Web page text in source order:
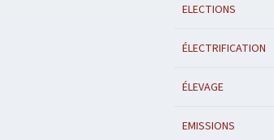
ELECTIONS
ÉLECTRIFICATION
ÉLEVAGE
EMISSIONS